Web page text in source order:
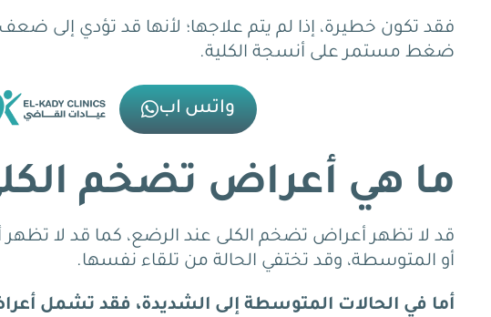
فقد تكون خطيرة، إذا لم يتم علاجها؛ لأنها قد تؤدي إلى ضعف
ضغط مستمر على أنسجة الكلية.
واتس اب
ما هي أعراض تضخم
قد لا تظهر أعراض تضخم الكلى عند الرضع، ​​كما قد لا تظهر
أو المتوسطة، وقد تختفي الحالة من تلقاء نفسها.
أما في الحالات المتوسطة إلى الشديدة، فقد تشمل